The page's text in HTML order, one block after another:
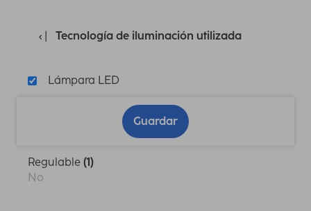
Tecnología de iluminación utilizada
Lámpara LED
Guardar
Regulable (1)
No